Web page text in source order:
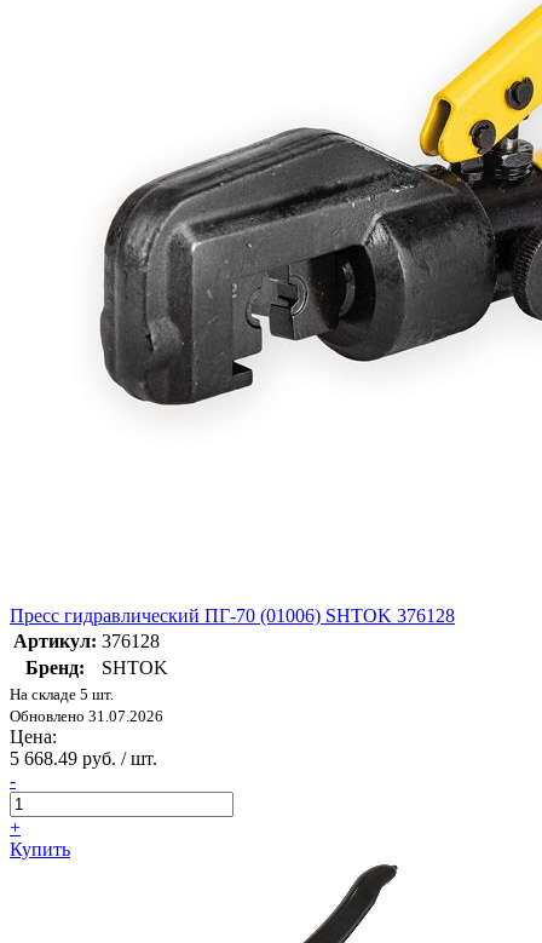
Пресс гидравлический ПГ-70 (01006) SHTOK 376128
Артикул: 376128
Бренд:
SHTOK
На складе 5 шт.
Обновлено 31.07.2026
Цена:
5 668.49 руб. / шт.
-
+
Купить